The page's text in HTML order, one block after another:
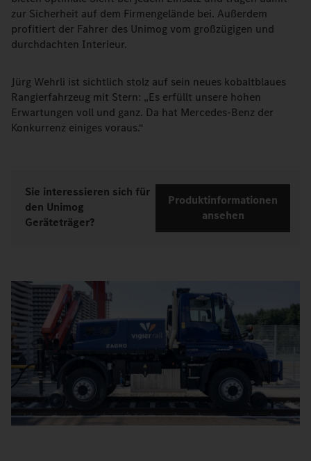
zur Sicherheit auf dem Firmengelände bei. Außerdem
profitiert der Fahrer des Unimog vom großzügigen und
durchdachten Interieur.
Jürg Wehrli ist sichtlich stolz auf sein neues kobaltblaues
Rangierfahrzeug mit Stern: „Es erfüllt unsere hohen
Erwartungen voll und ganz. Da hat Mercedes-Benz der
Konkurrenz einiges voraus.“
Sie interessieren sich für
den Unimog
Geräteträger?
Produktinformationen
ansehen